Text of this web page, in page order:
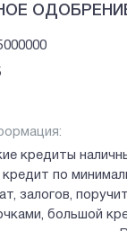
кредиты
по
залогов,
большой